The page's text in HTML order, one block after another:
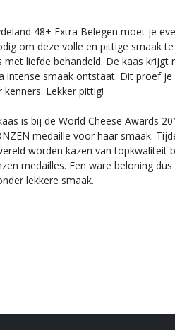
48+ Extra Belegen moet je
om deze volle en pittige smaak
met liefde behandeld. De kaas
intense smaak ontstaat. Dit proef je
kenners. Lekker pittig!
is bij de World Cheese Awards
medaille voor haar smaak.
worden kazen van topkwaliteit
medailles. Een ware beloning
lekkere smaak.